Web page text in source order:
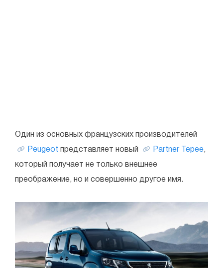
Один из основных французских производителей
Peugeot представляет новый Partner Tepee,
который получает не только внешнее
преображение, но и совершенно другое имя.